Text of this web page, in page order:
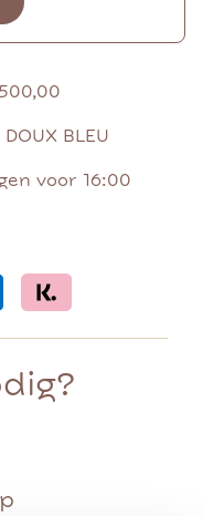
BLEU
voor 16:00